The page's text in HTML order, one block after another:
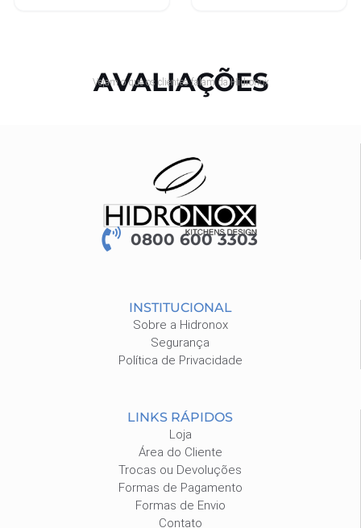
AVALIAÇÕES
Vejam o que os clientes falam da Hidronox
0800 600 3303
INSTITUCIONAL
Sobre a Hidronox
Segurança
Política de Privacidade
LINKS RÁPIDOS
Loja
Área do Cliente
Trocas ou Devoluções
Formas de Pagamento
Formas de Envio
Contato